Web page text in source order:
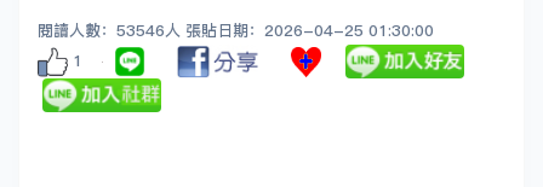
閱讀人數：53546人 張貼日期：2026-04-25 01:30:00
1